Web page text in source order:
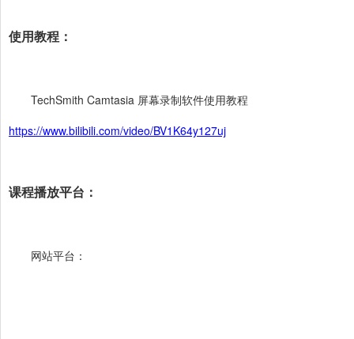
使用教程：
TechSmith Camtasia 屏幕录制软件使用教程
https://www.bilibili.com/video/BV1K64y127uj
课程播放平台：
网站平台：